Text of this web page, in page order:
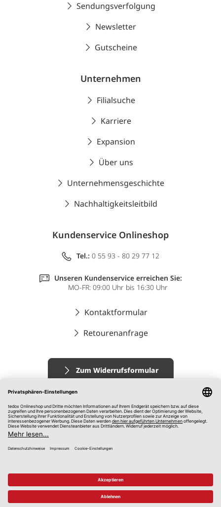
Sendungsverfolgung
Newsletter
Gutscheine
Unternehmen
Filialsuche
Karriere
Expansion
Über uns
Unternehmensgeschichte
Nachhaltigkeitsleitbild
Kundenservice Onlineshop
Tel.: 0 55 93 - 80 29 77 12
Unseren Kundenservice erreichen Sie:
MO-FR: 09:00 Uhr bis 16:30 Uhr
Kontaktformular
Retourenanfrage
Zum Widerrufsformular
© 2026 tedox KG
Impressum
AGB
Datenschutz
Hinweisgebersystem